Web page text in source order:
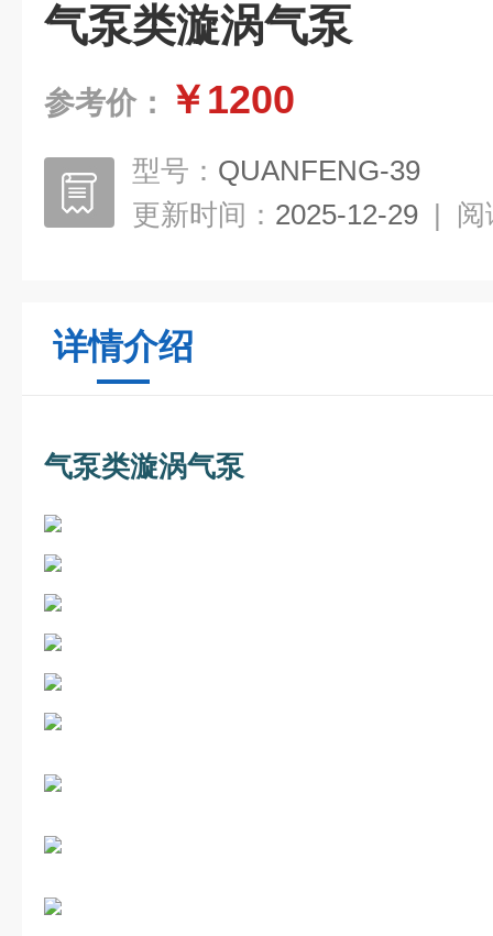
气泵类漩涡气泵
参考价： ￥1200
型号： QUANFENG-39
更新时间： 2025-12-29 | 阅
详情介绍
气泵类漩涡气泵